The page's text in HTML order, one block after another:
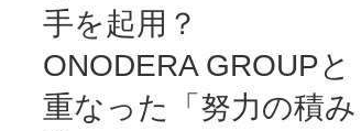
手を起用？
ONODERA GROUPと
重なった「努力の積み